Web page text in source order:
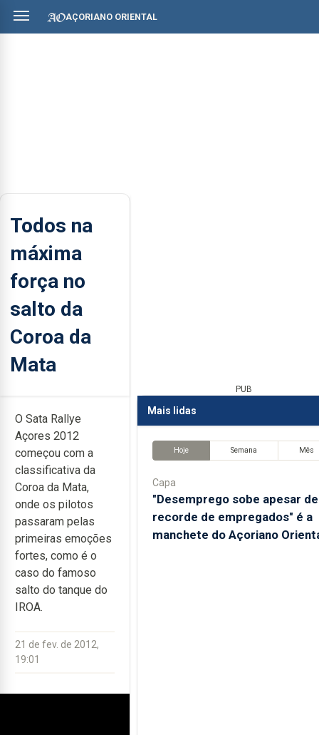
AÇORIANO ORIENTAL
Todos na
máxima
força no
salto da
Coroa da
Mata
O Sata Rallye
Açores 2012
começou com a
classificativa da
Coroa da Mata,
onde os pilotos
passaram pelas
primeiras emoções
fortes, como é o
caso do famoso
salto do tanque do
IROA.
21 de fev. de 2012,
19:01
PUB
Mais lidas
Hoje Semana Mês
Capa
"Desemprego sobe apesar de
recorde de empregados" é a
manchete do Açoriano